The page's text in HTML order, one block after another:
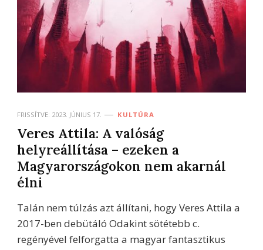
FRISSÍTVE: 2023. JÚNIUS 17. KULTÚRA
Veres Attila: A valóság
helyreállítása – ezeken a
Magyarországokon nem akarnál
élni
Talán nem túlzás azt állítani, hogy Veres Attila a
2017-ben debütáló Odakint sötétebb c.
regényével felforgatta a magyar fantasztikus